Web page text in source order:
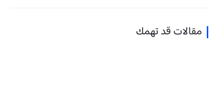
مقالات قد تهمك